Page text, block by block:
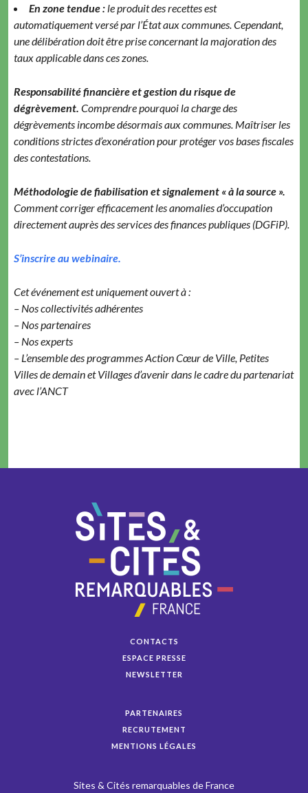
En zone tendue : le produit des recettes est
automatiquement versé par l’État aux communes. Cependant,
une délibération doit être prise concernant la majoration des
taux applicable dans ces zones.
Responsabilité financière et gestion du risque de
dégrèvement. Comprendre pourquoi la charge des
dégrèvements incombe désormais aux communes. Maîtriser les
conditions strictes d’exonération pour protéger vos bases fiscales
des contestations.
Méthodologie de fiabilisation et signalement « à la source ».
Comment corriger efficacement les anomalies d’occupation
directement auprès des services des finances publiques (DGFiP).
S’inscrire au webinaire.
Cet événement est uniquement ouvert à :
– Nos collectivités adhérentes
– Nos partenaires
– Nos experts
– L’ensemble des programmes Action Cœur de Ville, Petites
Villes de demain et Villages d’avenir dans le cadre du partenariat
avec l’ANCT
CONTACTS
ESPACE PRESSE
NEWSLETTER
PARTENAIRES
RECRUTEMENT
MENTIONS LÉGALES
Sites & Cités remarquables de France